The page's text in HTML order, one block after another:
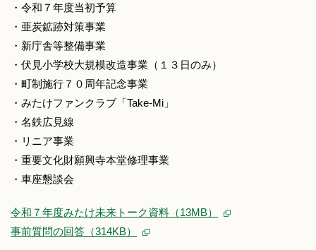
・令和７年度当初予算
・亜炭鉱跡対策事業
・新庁舎等整備事業
・伏見小学校大規模改造事業（１３日のみ）
・町制施行７０周年記念事業
・みたけファンクラブ「Take-Mi」
・名鉄広見線
・リニア事業
・重要文化財願興寺本堂修理事業
・車座懇談会
令和７年度みたけ未来トーク資料（13MB）
事前質問の回答（314KB）